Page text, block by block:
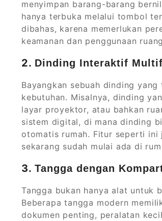
menyimpan barang-barang
hanya terbuka melalui tombol
dibahas, karena memerlukan
keamanan dan penggunaan
2. Dinding Interaktif
Bayangkan sebuah dinding
kebutuhan. Misalnya, dinding
layar proyektor, atau bahkan
sistem digital, di mana dinding
otomatis rumah. Fitur seperti
sekarang sudah mulai ada di
3. Tangga dengan
Tangga bukan hanya alat untuk
Beberapa tangga modern
dokumen penting, peralatan